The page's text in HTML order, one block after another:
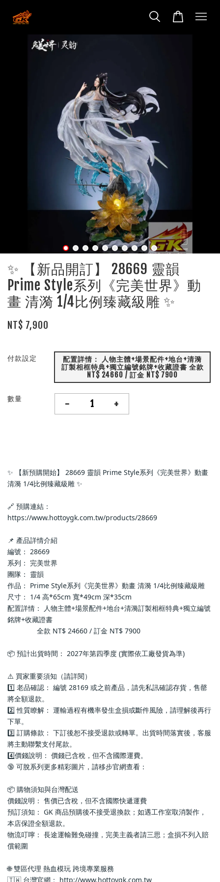
✨ 【新品開訂】 28669 靈韻
Prime Style系列《完美世界》動
畫 清漪 1/4比例臻藏級雕 ✨
NT$ 7,900
付款設定
配置詳情： 人物主體+場景配件+地台+清漪
訂製相框特典+獨立編號銘牌+收藏證書 全款
NT$ 24660 / 訂金 NT$ 7900
數量 - +
✨ 【新預購開始】 28669 靈韻 Prime Style系列《完美世界》動畫
清漪 1/4比例臻藏級雕 ✨
🔗 預購連結：
https://www.hottoygk.com.tw/products/28669
📌 產品詳情介紹
編號： 28669
系列： 完美世界
團隊： 靈韻
作品： Prime Style系列《完美世界》動畫 清漪 1/4比例臻藏級雕
尺寸： 1/4 高*65cm 寬*49cm 深*35cm
配置詳情： 人物主體+場景配件+地台+清漪訂製相框特典+獨立編號
銘牌+收藏證書
全款 NT$ 24660 / 訂金 NT$ 7900
📦 預計出貨時間： 2027年第四季度 (實際依工廠發貨為準)
⚠️ 買家重要須知（請詳閱）
1️⃣ 老品確認： 編號 28169 或之前產品，請先私訊確認存貨，售罄
將全額退款。
2️⃣ 性質瞭解： 運輸過程有機率發生盒損或斷件風險，請理解後再行
下單。
3️⃣ 訂購條款： 下訂後恕不接受退款或轉單。出貨時間落實後，客服
將主動聯繫支付尾款。
4️⃣價錢說明： 價錢已含稅，但不含國際運費。
🔞 可脫系列更多精彩圖片，請移步官網查看：
📦 購物須知與台灣配送
價錢說明： 售價已含稅，但不含國際快遞運費
預訂須知： GK 商品預購後不接受退換款；如遇工作室取消製作，
本店保證全額退款。
物流叮嚀： 長途運輸難免碰撞，完美主義者請三思；盒損不列入賠
償範圍
🌐 雙區代理 熱血模玩 跨境專業服務
🇹🇼 台灣官網： http://www.hottoygk.com.tw